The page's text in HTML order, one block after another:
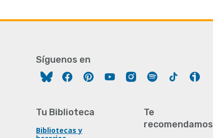
Síguenos en
FacebookPinterestYouTubeInstagram
Spotify Tiktok
Tu Biblioteca
Bibliotecas y
Te
recomendamos